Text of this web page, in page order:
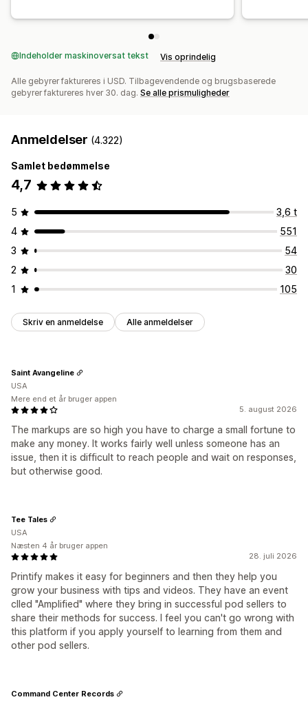
Indeholder maskinoversat tekst Vis oprindelig
Alle gebyrer faktureres i USD. Tilbagevendende og brugsbaserede
gebyrer faktureres hver 30. dag. Se alle prismuligheder
Anmeldelser (4.322)
Samlet bedømmelse
4,7
5
3,6 t
4
551
3
54
2
30
1
105
Skriv en anmeldelse Alle anmeldelser
5. august 2026
The markups are so high you have to charge a small fortune to
make any money. It works fairly well unless someone has an
issue, then it is difficult to reach people and wait on responses,
but otherwise good.
Saint Avangeline
USA
Mere end et år bruger appen
28. juli 2026
Printify makes it easy for beginners and then they help you
grow your business with tips and videos. They have an event
clled "Amplified" where they bring in successful pod sellers to
share their methods for success. I feel you can't go wrong with
this platform if you apply yourself to learning from them and
other pod sellers.
Tee Tales
USA
Næsten 4 år bruger appen
Command Center Records